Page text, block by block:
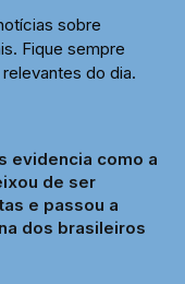
sobre
Fique sempre
do dia.
evidencia como a
de ser
e passou a
dos brasileiros